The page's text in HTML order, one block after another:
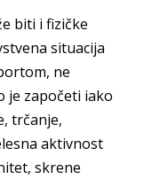
biti i fizičke
situacija
ne
je započeti iako
trčanje,
aktivnost
skrene